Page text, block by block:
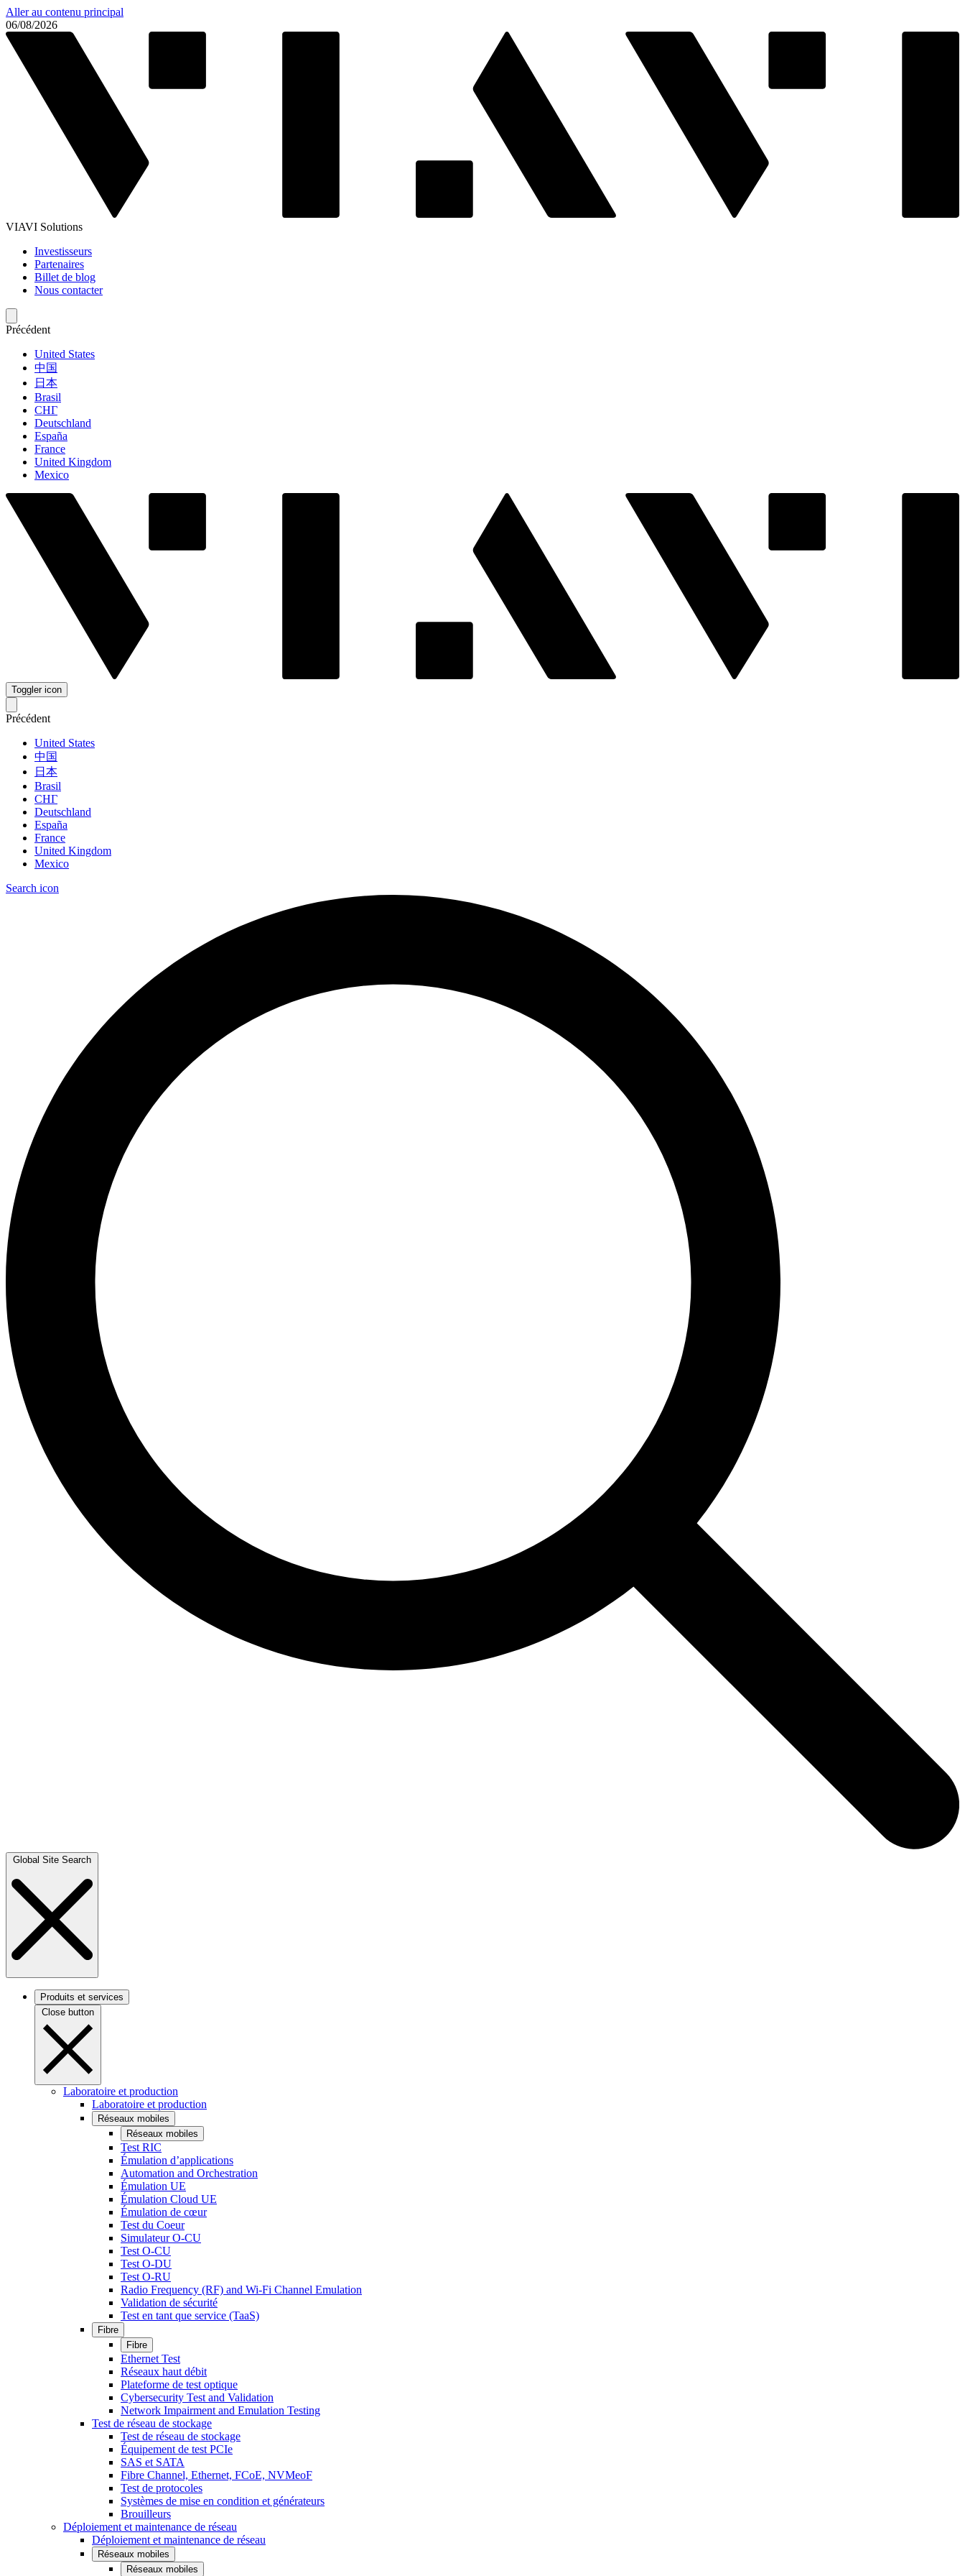
Aller au contenu principal
06/08/2026
VIAVI Solutions
Investisseurs
Partenaires
Billet de blog
Nous contacter
Précédent
United States
中国
日本
Brasil
СНГ
Deutschland
España
France
United Kingdom
Mexico
Toggler icon
Précédent
United States
中国
日本
Brasil
СНГ
Deutschland
España
France
United Kingdom
Mexico
Search icon
Global Site Search
Produits et services
Close button
Laboratoire et production
Laboratoire et production
Réseaux mobiles
Réseaux mobiles
Test RIC
Émulation d’applications
Automation and Orchestration
Émulation UE
Émulation Cloud UE
Émulation de cœur
Test du Coeur
Simulateur O-CU
Test O-CU
Test O-DU
Test O-RU
Radio Frequency (RF) and Wi-Fi Channel Emulation
Validation de sécurité
Test en tant que service (TaaS)
Fibre
Fibre
Ethernet Test
Réseaux haut débit
Plateforme de test optique
Cybersecurity Test and Validation
Network Impairment and Emulation Testing
Test de réseau de stockage
Test de réseau de stockage
Équipement de test PCIe
SAS et SATA
Fibre Channel, Ethernet, FCoE, NVMeoF
Test de protocoles
Systèmes de mise en condition et générateurs
Brouilleurs
Déploiement et maintenance de réseau
Déploiement et maintenance de réseau
Réseaux mobiles
Réseaux mobiles